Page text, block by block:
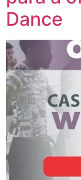
Dance